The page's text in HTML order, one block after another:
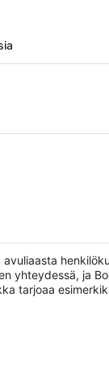
yhteydessä, ja
tarjoaa